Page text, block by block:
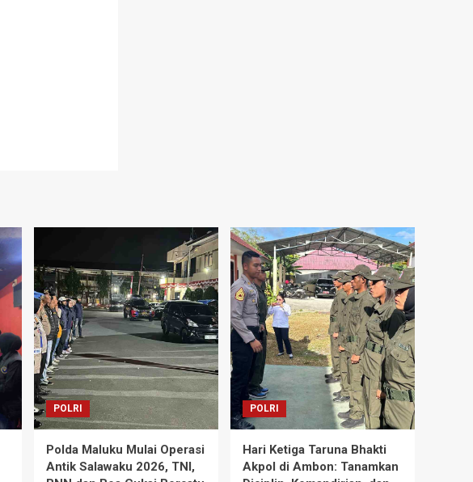
POLRI
Polda Maluku Mulai Operasi
Antik Salawaku 2026, TNI,
POLRI
Hari Ketiga Taruna Bhakti
Akpol di Ambon: Tanamkan